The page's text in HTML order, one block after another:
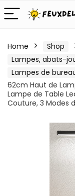
Home
Shop
Lampes, abats-
Lampes de
62cm Haut de
Lampe de Table
Couture, 3 Modes